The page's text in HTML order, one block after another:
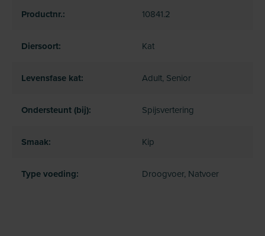
Productnr.: 10841.2
Diersoort: Kat
Levensfase kat: Adult, Senior
Ondersteunt (bij): Spijsvertering
Smaak: Kip
Type voeding: Droogvoer, Natvoer